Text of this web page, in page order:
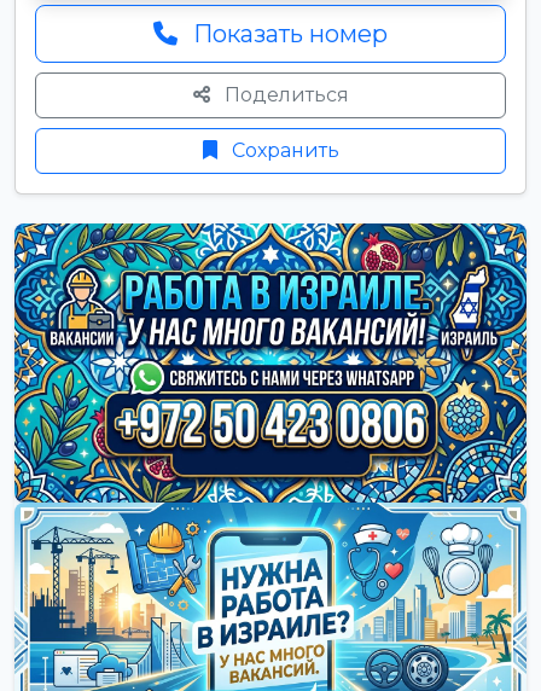
Показать номер
Поделиться
Сохранить